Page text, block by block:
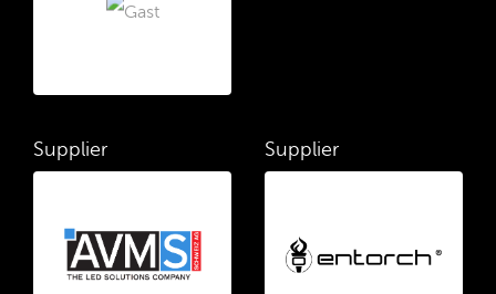
Supplier Supplier